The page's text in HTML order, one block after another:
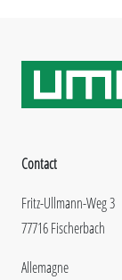
Contact
Fritz-Ullmann-Weg 3
77716 Fischerbach
Allemagne